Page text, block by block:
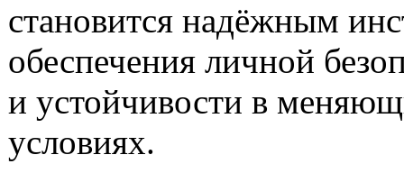
становится надёжным
обеспечения личной
и устойчивости в
условиях.